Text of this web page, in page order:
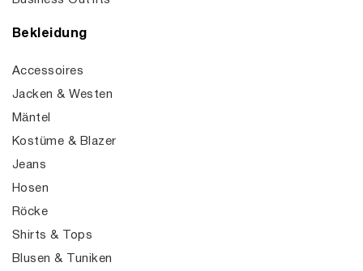
Bekleidung
Accessoires
Jacken & Westen
Mäntel
Kostüme & Blazer
Jeans
Hosen
Röcke
Shirts & Tops
Blusen & Tuniken